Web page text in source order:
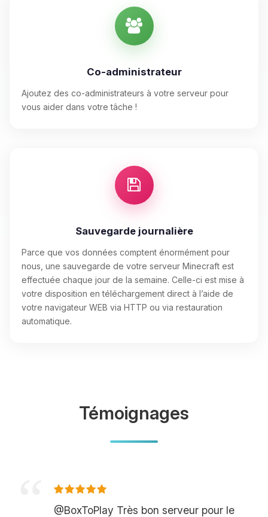
Co-administrateur
Ajoutez des co-administrateurs à votre serveur pour
vous aider dans votre tâche !
Sauvegarde journalière
Parce que vos données comptent énormément pour
nous, une sauvegarde de votre serveur Minecraft est
effectuée chaque jour de la semaine. Celle-ci est mise à
votre disposition en téléchargement direct à l’aide de
votre navigateur WEB via HTTP ou via restauration
automatique.
Témoignages
@BoxToPlay Très bon serveur pour le